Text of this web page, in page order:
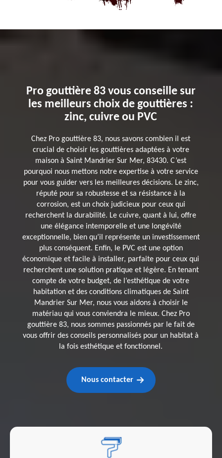
Pro gouttière 83 vous conseille sur
les meilleurs choix de gouttières :
zinc, cuivre ou PVC
Chez Pro gouttière 83, nous savons combien il est
crucial de choisir les gouttières adaptées à votre
maison à Saint Mandrier Sur Mer, 83430. C’est
pourquoi nous mettons notre expertise à votre service
pour vous guider vers les meilleures décisions. Le zinc,
réputé pour sa robustesse et sa résistance à la
corrosion, est un choix judicieux pour ceux qui
recherchent la durabilité. Le cuivre, quant à lui, offre
une élégance intemporelle et une longévité
exceptionnelle, bien qu’il représente un investissement
plus conséquent. Enfin, le PVC est une option
économique et facile à installer, parfaite pour ceux qui
recherchent une solution pratique et légère. En tenant
compte de votre budget, de l’esthétique de votre
habitation et des conditions climatiques de Saint
Mandrier Sur Mer, nous vous aidons à choisir le
matériau qui vous conviendra le mieux. Chez Pro
gouttière 83, nous sommes passionnés par le fait de
vous offrir des conseils personnalisés pour un habitat à
la fois esthétique et fonctionnel.
Nous contacter